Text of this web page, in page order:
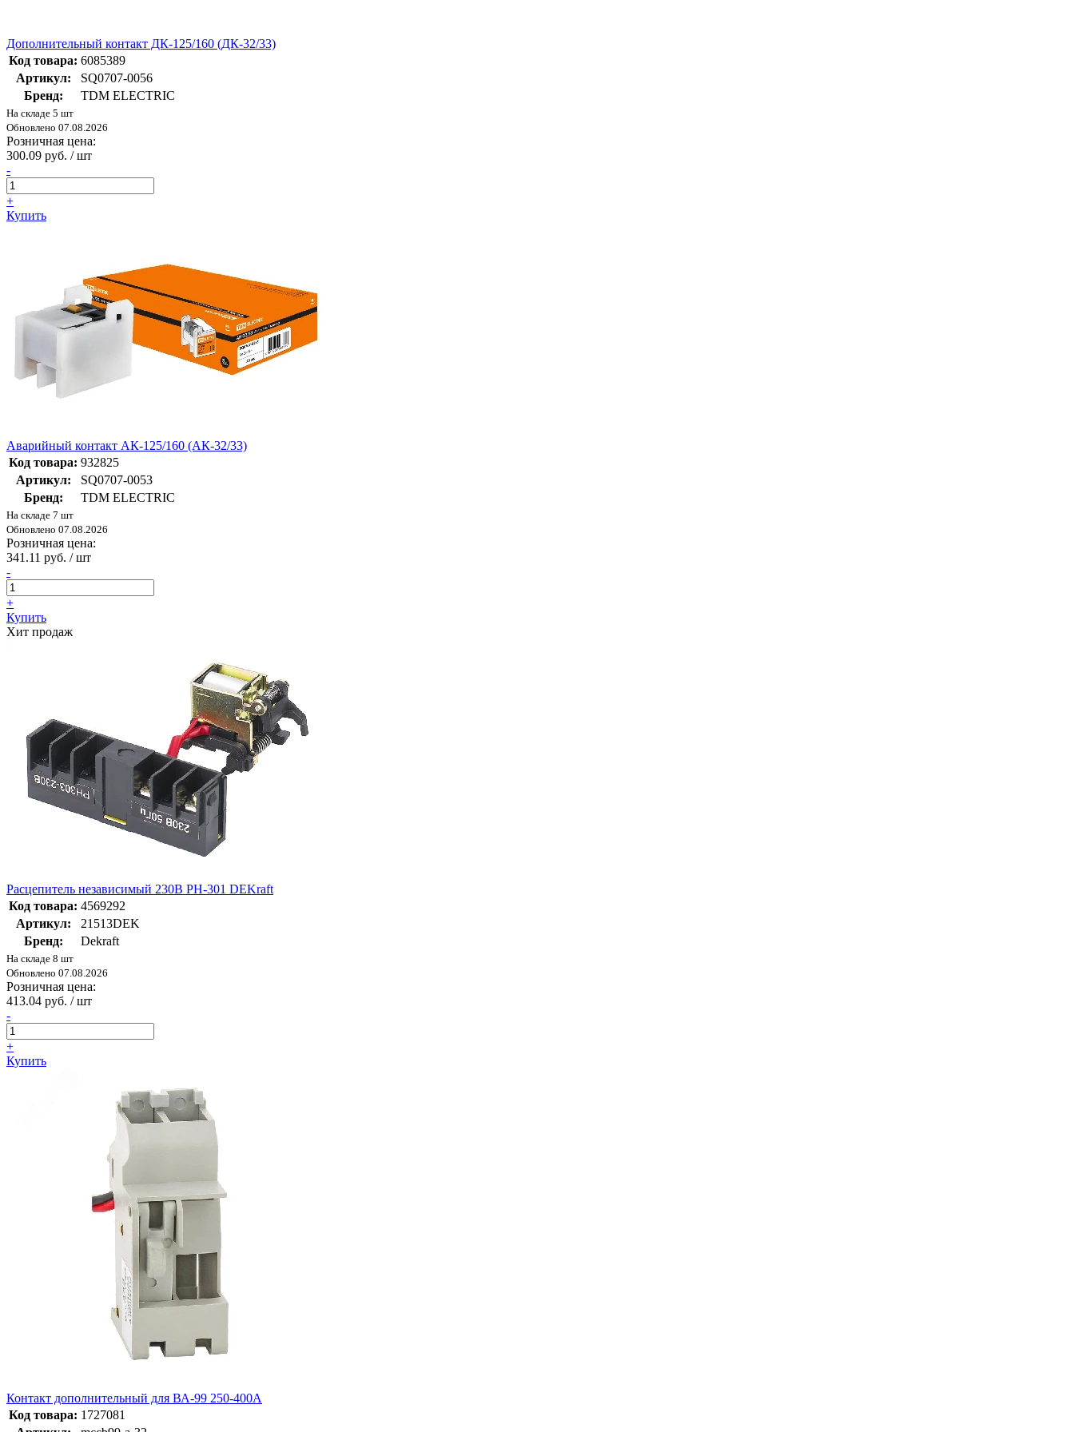
Дополнительный контакт ДК-125/160 (ДК-32/33)
Код товара: 6085389
Артикул:
SQ0707-0056
Бренд:
TDM ELECTRIC
На складе 5 шт
Обновлено 07.08.2026
Розничная цена:
300.09 руб. / шт
-
+
Купить
Аварийный контакт АК-125/160 (АК-32/33)
Код товара: 932825
Артикул:
SQ0707-0053
Бренд:
TDM ELECTRIC
На складе 7 шт
Обновлено 07.08.2026
Розничная цена:
341.11 руб. / шт
-
+
Купить
Хит продаж
Расцепитель независимый 230В РН-301 DEKraft
Код товара: 4569292
Артикул:
21513DEK
Бренд:
Dekraft
На складе 8 шт
Обновлено 07.08.2026
Розничная цена:
413.04 руб. / шт
-
+
Купить
Контакт дополнительный для ВА-99 250-400А
Код товара: 1727081